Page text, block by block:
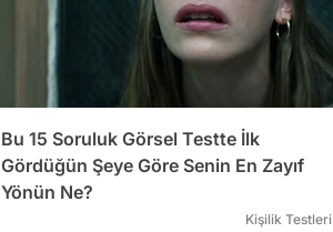
Bu 15 Soruluk Görsel Testte İlk
Gördüğün Şeye Göre Senin En Zayıf
Yönün Ne?
Kişilik Testleri